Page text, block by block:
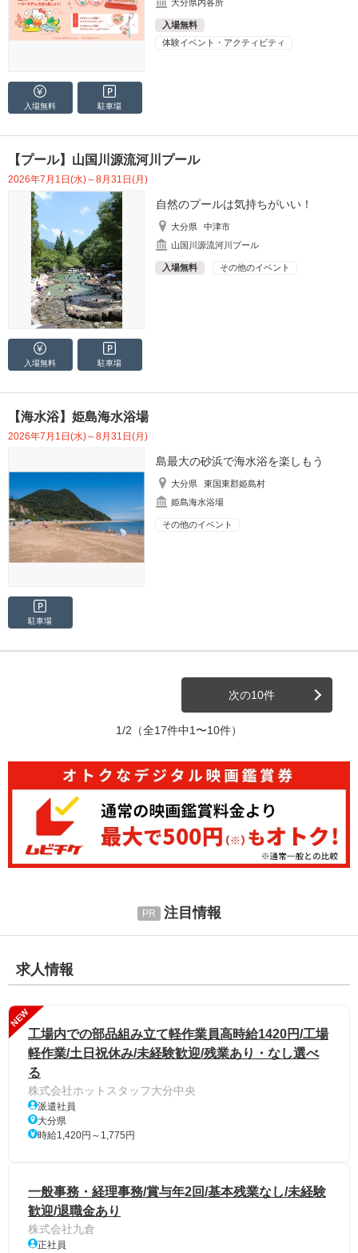
大分県内各所
入場無料
体験イベント・アクティビティ
入場無料 駐車場
【プール】山国川源流河川プール
2026年7月1日(水)～8月31日(月)
自然のプールは気持ちがいい！
大分県
中津市
山国川源流河川プール
入場無料 その他のイベント
入場無料 駐車場
【海水浴】姫島海水浴場
2026年7月1日(水)～8月31日(月)
島最大の砂浜で海水浴を楽しもう
大分県
東国東郡姫島村
姫島海水浴場
その他のイベント
駐車場
次の10件
1/2 （全17件中1〜10件）
注目情報
求人情報
NEW
工場内での部品組み立て軽作業員高時給1420円/工場
軽作業/土日祝休み/未経験歓迎/残業あり・なし選べ
る
株式会社ホットスタッフ大分中央
派遣社員
大分県
時給1,420円～1,775円
一般事務・経理事務/賞与年2回/基本残業なし/未経験
歓迎/退職金あり
株式会社九倉
正社員